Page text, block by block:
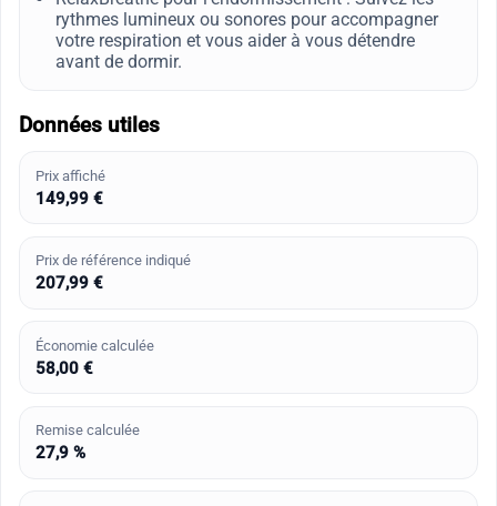
rythmes lumineux ou sonores pour accompagner
votre respiration et vous aider à vous détendre
avant de dormir.
Données utiles
Prix affiché
149,99 €
Prix de référence indiqué
207,99 €
Économie calculée
58,00 €
Remise calculée
27,9 %